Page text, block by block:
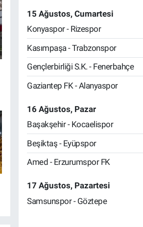
15 Ağustos, Cumartesi
Konyaspor - Rizespor
Kasımpaşa - Trabzonspor
Gençlerbirliği S.K. - Fenerbahçe
Gaziantep FK - Alanyaspor
16 Ağustos, Pazar
Başakşehir - Kocaelispor
Beşiktaş - Eyüpspor
Amed - Erzurumspor FK
17 Ağustos, Pazartesi
Samsunspor - Göztepe